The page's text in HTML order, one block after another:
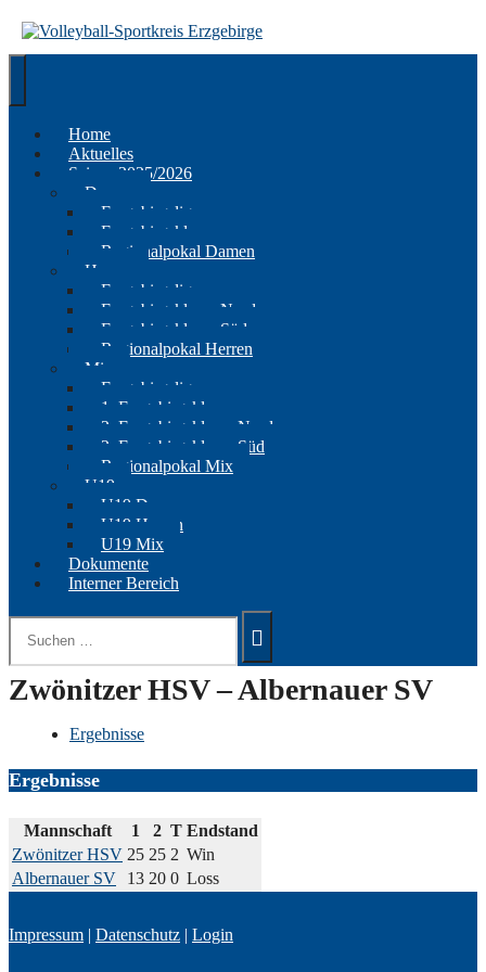
zum
Inhalt
Home
Aktuelles
Saison 2025/2026
Damen
Erzgebirgsliga
Erzgebirgsklasse
Regionalpokal Damen
Herren
Erzgebirgsliga
Erzgebirgsklasse Nord
Erzgebirgsklasse Süd
Regionalpokal Herren
Mix
Erzgebirgsliga
1. Erzgebirgsklasse
2. Erzgebirgsklasse Nord
2. Erzgebirgsklasse Süd
Regionalpokal Mix
U19
U19 Damen
U19 Herren
U19 Mix
Dokumente
Interner Bereich
Suchen
nach:
Zwönitzer HSV – Albernauer SV
Ergebnisse
Ergebnisse
Mannschaft 1 2 T Endstand
Zwönitzer HSV 25 25 2 Win
Albernauer SV
13 20 0 Loss
Impressum | Datenschutz | Login